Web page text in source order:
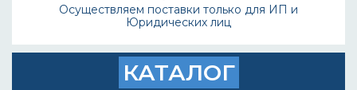
Осуществляем поставки только для ИП и
Юридических лиц
КАТАЛОГ